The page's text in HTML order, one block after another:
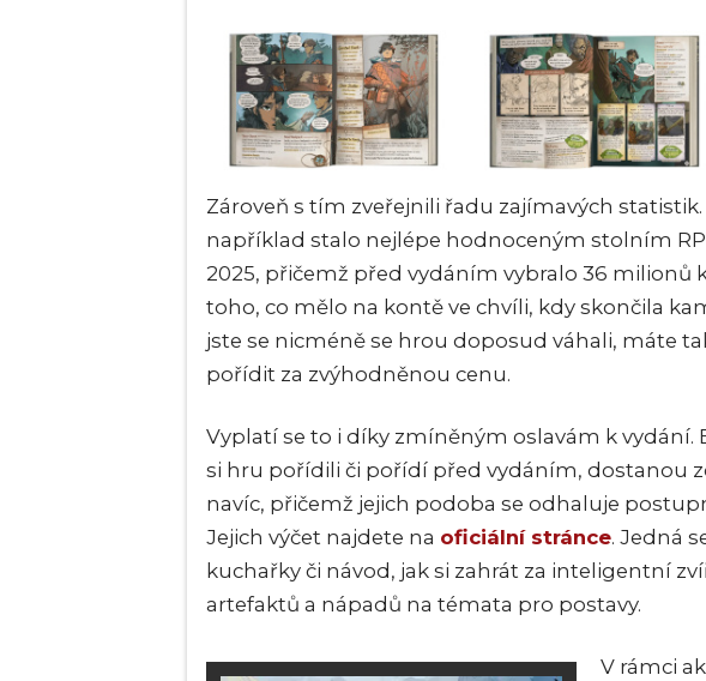
Zároveň s tím zveřejnili řadu zajímavých statistik.
například stalo nejlépe hodnoceným stolním
2025, přičemž před vydáním vybralo 36 milionů
toho, co mělo na kontě ve chvíli, kdy skončila
jste se nicméně se hrou doposud váhali, máte
pořídit za zvýhodněnou cenu.
Vyplatí se to i díky zmíněným oslavám k vydání.
si hru pořídili či pořídí před vydáním, dostanou
navíc, přičemž jejich podoba se odhaluje
Jejich výčet najdete na oficiální stránce. Jedná
kuchařky či návod, jak si zahrát za inteligentní
artefaktů a nápadů na témata pro postavy.
V rámci